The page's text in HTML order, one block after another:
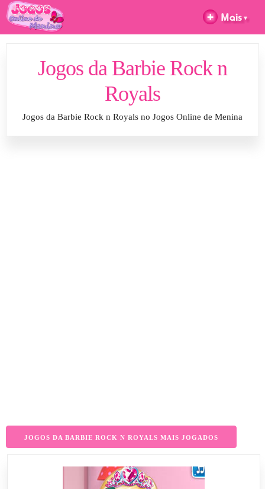
Jogos da Barbie Rock n
Royals
Jogos da Barbie Rock n Royals no Jogos Online de Menina
JOGOS DA BARBIE ROCK N ROYALS MAIS JOGADOS